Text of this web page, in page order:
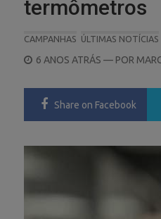
termômetros
CAMPANHAS ÚLTIMAS NOTÍCIAS
POSTED
6 ANOS ATRÁS — POR
Share on Facebook